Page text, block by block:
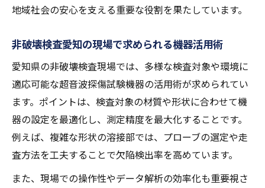
地域社会の安心を支える重要な役割を果たしています。
非破壊検査愛知の現場で求められる機器活用術
愛知県の非破壊検査現場では、多様な検査対象や環境に
適応可能な超音波探傷試験機器の活用術が求められてい
ます。ポイントは、検査対象の材質や形状に合わせて機
器の設定を最適化し、測定精度を最大化することです。
例えば、複雑な形状の溶接部では、プローブの選定や走
査方法を工夫することで欠陥検出率を高めています。
また、現場での操作性やデータ解析の効率化も重要視さ